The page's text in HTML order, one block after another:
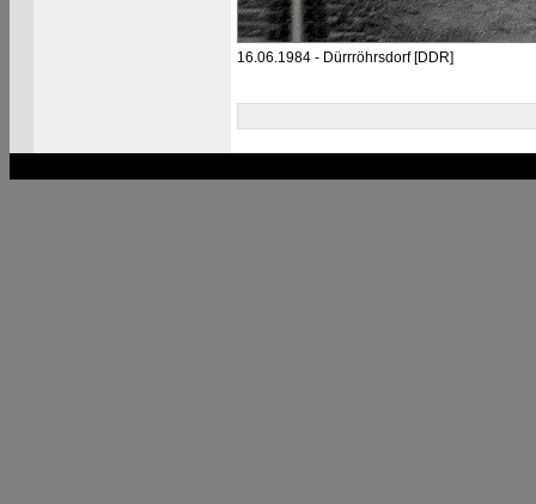
16.06.1984 - Dürrröhrsdorf [DDR]